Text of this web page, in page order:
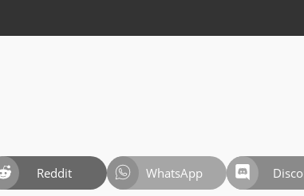
Reddit WhatsApp